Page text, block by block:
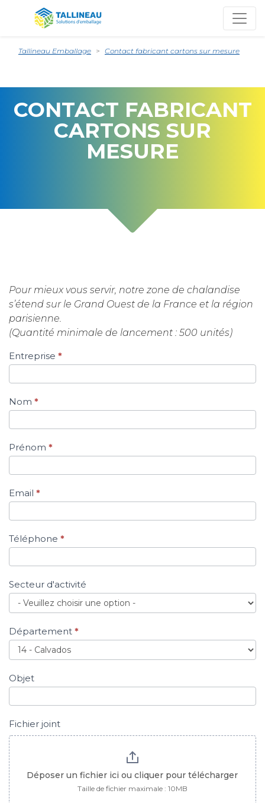
Tallineau Emballage Contact fabricant cartons sur mesure
CONTACT FABRICANT
CARTONS SUR
MESURE
Pour mieux vous servir, notre zone de chalandise
s’étend sur le Grand Ouest de la France et la région
parisienne.
(Quantité minimale de lancement : 500 unités)
Entreprise *
Nom *
Prénom *
Email *
Téléphone *
Secteur d'activité
Département *
Objet
Fichier joint
Déposer un fichier ici ou cliquer pour télécharger
Taille de fichier maximale : 10MB
Si vous
humain,
ne
remplissez
pas ce
champ.